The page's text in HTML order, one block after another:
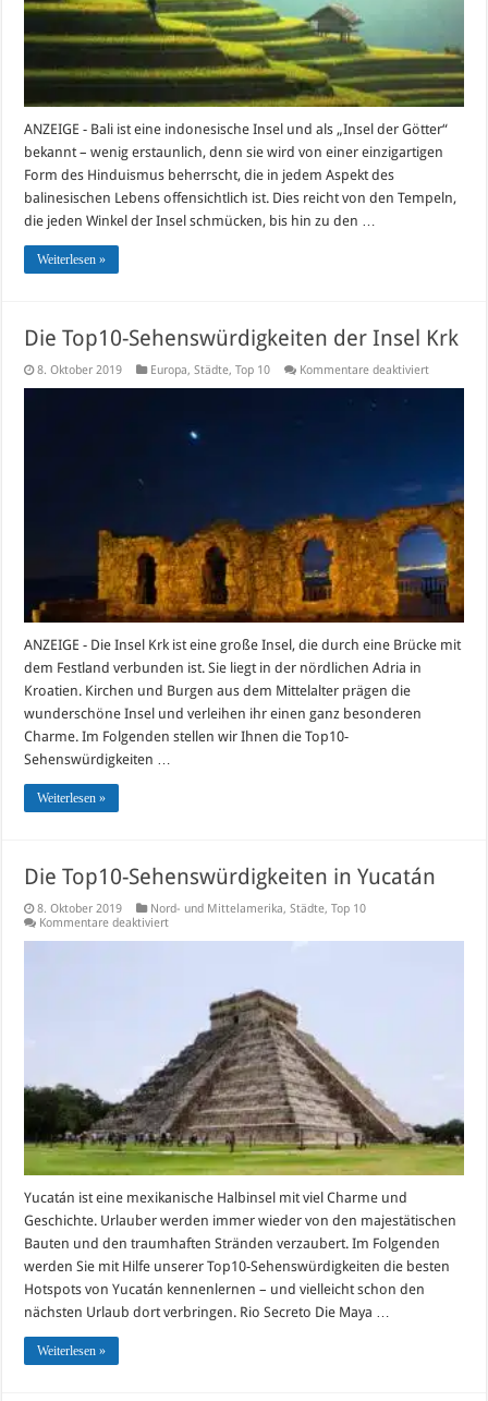
ANZEIGE - Bali ist eine indonesische Insel und als „Insel der Götter“
bekannt – wenig erstaunlich, denn sie wird von einer einzigartigen
Form des Hinduismus beherrscht, die in jedem Aspekt des
balinesischen Lebens offensichtlich ist. Dies reicht von den Tempeln,
die jeden Winkel der Insel schmücken, bis hin zu den …
Weiterlesen »
Die Top10-Sehenswürdigkeiten der Insel Krk
8. Oktober 2019 Europa,Städte,Top 10 Kommentare deaktiviertfür
ANZEIGE - Die Insel Krk ist eine große Insel, die durch eine Brücke mit
dem Festland verbunden ist. Sie liegt in der nördlichen Adria in
Kroatien. Kirchen und Burgen aus dem Mittelalter prägen die
wunderschöne Insel und verleihen ihr einen ganz besonderen
Charme. Im Folgenden stellen wir Ihnen die Top10-
Sehenswürdigkeiten …
Weiterlesen »
Die Top10-Sehenswürdigkeiten in Yucatán
8. Oktober 2019 Nord- und Mittelamerika,Städte,Top 10
Kommentare deaktiviertfür
Yucatán ist eine mexikanische Halbinsel mit viel Charme und
Geschichte. Urlauber werden immer wieder von den majestätischen
Bauten und den traumhaften Stränden verzaubert. Im Folgenden
werden Sie mit Hilfe unserer Top10-Sehenswürdigkeiten die besten
Hotspots von Yucatán kennenlernen – und vielleicht schon den
nächsten Urlaub dort verbringen. Rio Secreto Die Maya …
Weiterlesen »